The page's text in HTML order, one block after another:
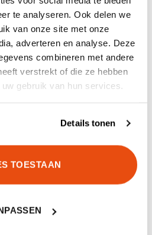
te analyseren. Ook delen we
van onze site met onze
adverteren en analyse. Deze
combineren met andere
verstrekt of die ze hebben
gebruik van hun services.
Details tonen
TOESTAAN
Incl. opbergdoosje en USB
kabel